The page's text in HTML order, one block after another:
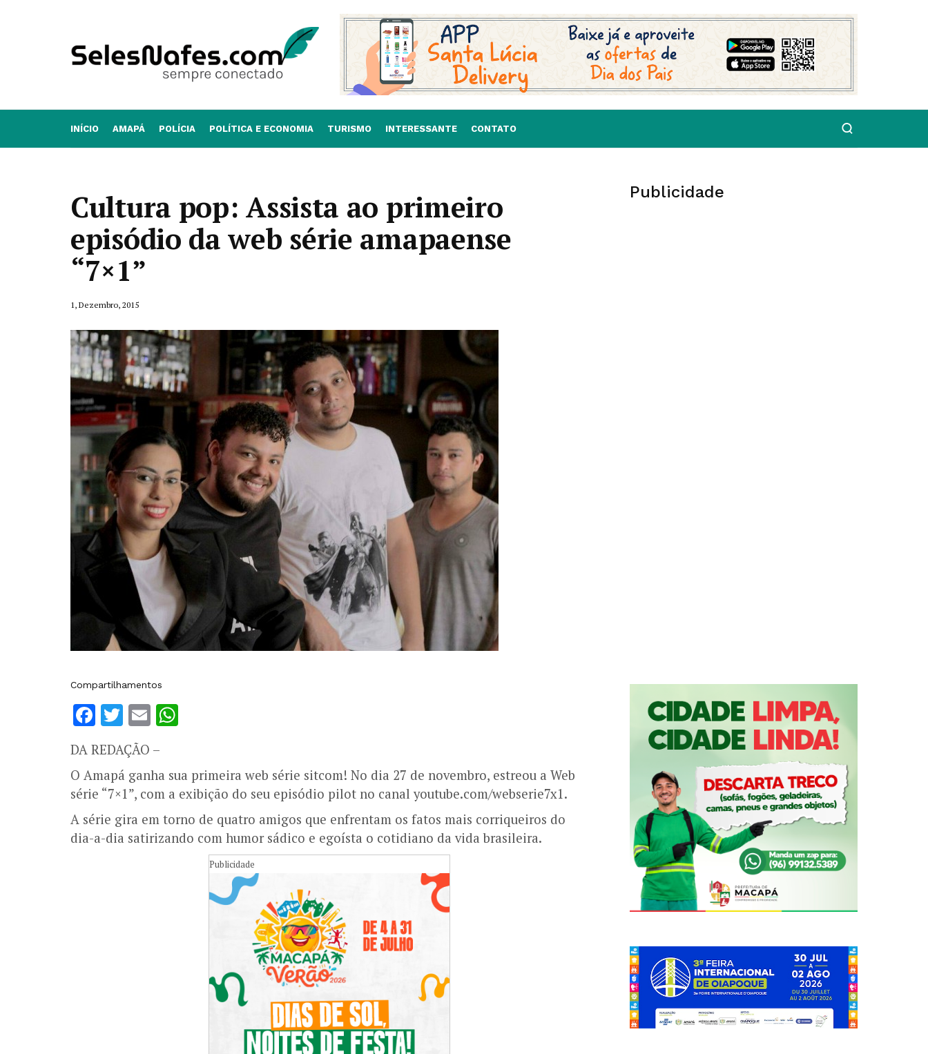
INÍCIO AMAPÁ POLÍCIA POLÍTICA E ECONOMIA TURISMO INTERESSANTE CONTATO
Cultura pop: Assista ao primeiro
episódio da web série amapaense
“7×1”
1, Dezembro, 2015
Compartilhamentos
Facebook
Twitter
Email
DA REDAÇÃO –
O Amapá ganha sua primeira web série sitcom! No dia 27 de novembro, estreou a Web
série “7×1”, com a exibição do seu episódio pilot no canal youtube.com/webserie7x1.
A série gira em torno de quatro amigos que enfrentam os fatos mais corriqueiros do
dia-a-dia satirizando com humor sádico e egoísta o cotidiano da vida brasileira.
Publicidade
Publicidade